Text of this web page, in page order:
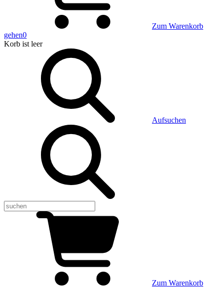
Zum Warenkorb
gehen0
Korb ist leer
Aufsuchen
Zum Warenkorb